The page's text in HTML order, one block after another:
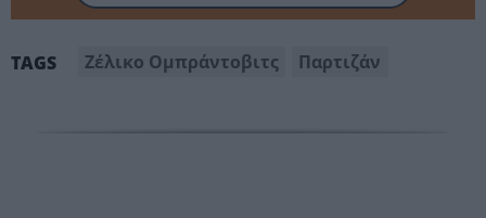
TAGS Ζέλικο Ομπράντοβιτς Παρτιζάν